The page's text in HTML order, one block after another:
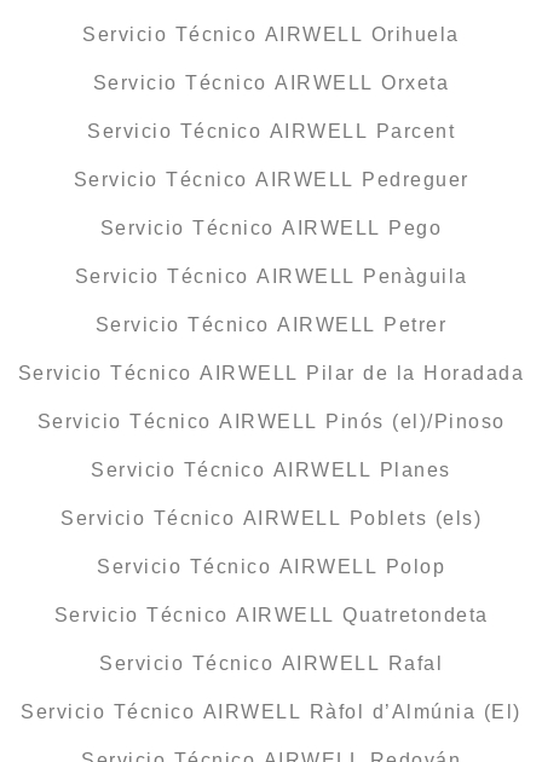
Servicio Técnico AIRWELL Orihuela
Servicio Técnico AIRWELL Orxeta
Servicio Técnico AIRWELL Parcent
Servicio Técnico AIRWELL Pedreguer
Servicio Técnico AIRWELL Pego
Servicio Técnico AIRWELL Penàguila
Servicio Técnico AIRWELL Petrer
Servicio Técnico AIRWELL Pilar de la Horadada
Servicio Técnico AIRWELL Pinós (el)/Pinoso
Servicio Técnico AIRWELL Planes
Servicio Técnico AIRWELL Poblets (els)
Servicio Técnico AIRWELL Polop
Servicio Técnico AIRWELL Quatretondeta
Servicio Técnico AIRWELL Rafal
Servicio Técnico AIRWELL Ràfol d’Almúnia (El)